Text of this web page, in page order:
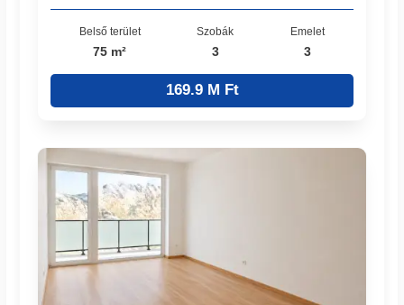
Belső terület
75 m²
Szobák
3
Emelet
3
169.9 M Ft